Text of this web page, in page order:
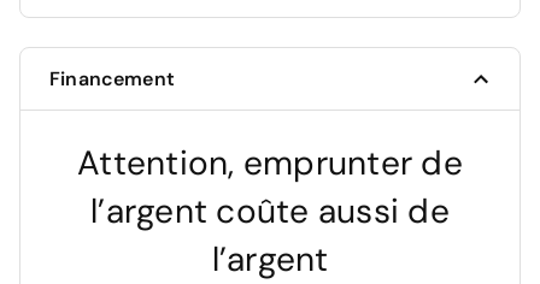
Financement
Attention, emprunter de
l’argent coûte aussi de
l’argent